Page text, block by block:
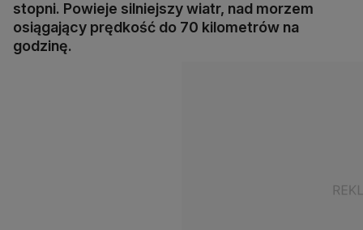
stopni. Powieje silniejszy wiatr, nad morzem
osiągający prędkość do 70 kilometrów na
godzinę.